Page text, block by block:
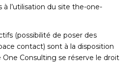
à l’utilisation du site the-one-
(possibilité de poser des
contact) sont à la disposition
One Consulting se réserve le droit